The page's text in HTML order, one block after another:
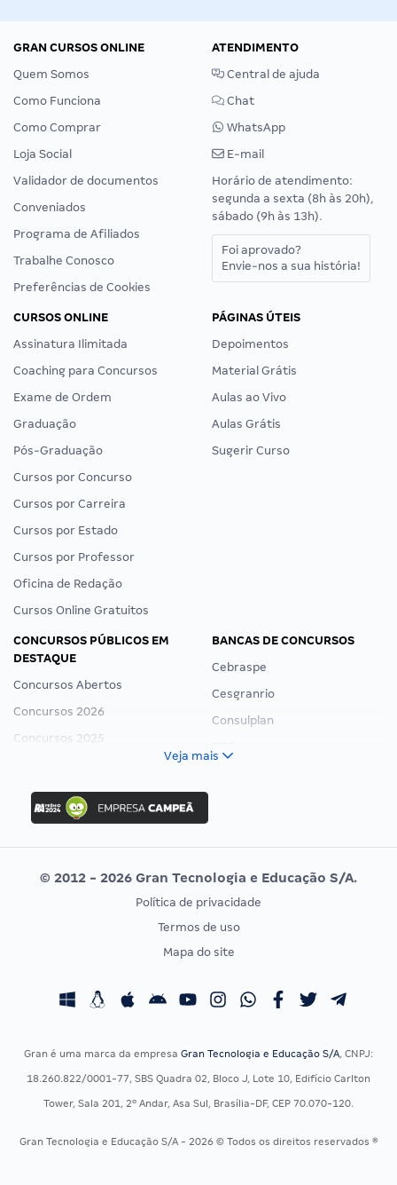
GRAN CURSOS ONLINE
Quem Somos
Como Funciona
Como Comprar
Loja Social
Validador de documentos
Conveniados
Programa de Afiliados
Trabalhe Conosco
Preferências de Cookies
ATENDIMENTO
Central de ajuda
Chat
WhatsApp
E-mail
Horário de atendimento:
segunda a sexta (8h às 20h),
sábado (9h às 13h).
Foi aprovado?
Envie-nos a sua história!
CURSOS ONLINE
Assinatura Ilimitada
Coaching para Concursos
Exame de Ordem
Graduação
Pós-Graduação
Cursos por Concurso
Cursos por Carreira
Cursos por Estado
Cursos por Professor
Oficina de Redação
Cursos Online Gratuitos
PÁGINAS ÚTEIS
Depoimentos
Material Grátis
Aulas ao Vivo
Aulas Grátis
Sugerir Curso
CONCURSOS PÚBLICOS EM
DESTAQUE
Concursos Abertos
Concursos 2026
Concursos 2025
Concurso Ibama
Concurso MPU
Editais publicados
BANCAS DE CONCURSOS
Cebraspe
Cesgranrio
Consulplan
Vunesp
CONCURSOS POR PROFISSÃO
Concursos Fiscais
Residência Multiprofissional
EXAME DE ORDEM
Calendário OAB
Veja mais
© 2012 - 2026 Gran Tecnologia e Educação S/A.
Política de privacidade
Termos de uso
Mapa do site
Gran é uma marca da empresa Gran Tecnologia e Educação S/A, CNPJ:
18.260.822/0001-77, SBS Quadra 02, Bloco J, Lote 10, Edifício Carlton
Tower, Sala 201, 2º Andar, Asa Sul, Brasília-DF, CEP 70.070-120.
Gran Tecnologia e Educação S/A - 2026 © Todos os direitos reservados ®